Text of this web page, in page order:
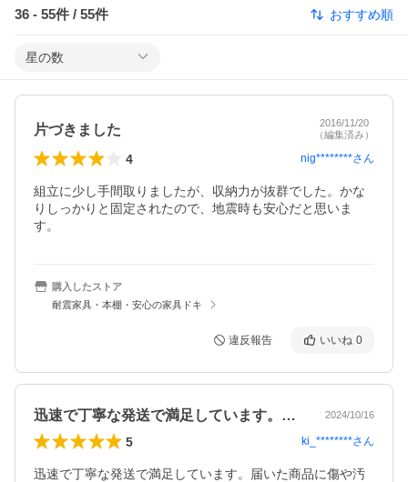
36 - 55件 / 55件 おすすめ順
星の数
片づきました
2016/11/20
（編集済み）
4 nig********さん
組立に少し手間取りましたが、収納力が抜群でした。かな
りしっかりと固定されたので、地震時も安心だと思いま
す。
購入したストア
耐震家具・本棚・安心の家具ドキ
違反報告 いいね 0
迅速で丁寧な発送で満足しています。届い… 2024/10/16
5 ki_********さん
迅速で丁寧な発送で満足しています。届いた商品に傷や汚